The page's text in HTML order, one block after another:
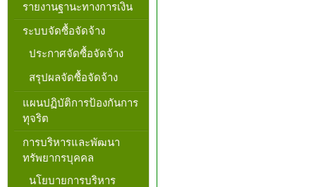
รายงานฐานะทางการเงิน
ระบบจัดซื้อจัดจ้าง
ประกาศจัดซื้อจัดจ้าง
สรุปผลจัดซื้อจัดจ้าง
แผนปฏิบัติการป้องกันการ
ทุจริต
การบริหารและพัฒนา
ทรัพยากรบุคคล
นโยบายการบริหาร